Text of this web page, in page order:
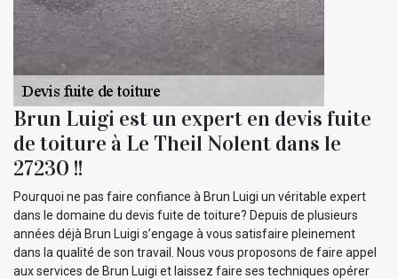
Brun Luigi est un expert en devis fuite
de toiture à Le Theil Nolent dans le
27230 !!
Pourquoi ne pas faire confiance à Brun Luigi un véritable expert
dans le domaine du devis fuite de toiture? Depuis de plusieurs
années déjà Brun Luigi s’engage à vous satisfaire pleinement
dans la qualité de son travail. Nous vous proposons de faire appel
aux services de Brun Luigi et laissez faire ses techniques opérer